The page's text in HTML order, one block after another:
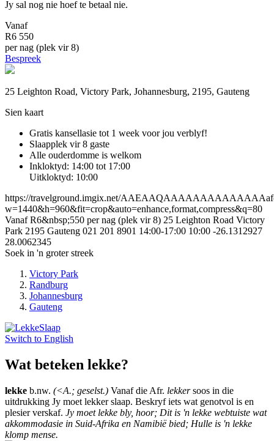
Jy sal nog nie hoef te betaal nie.
Vanaf
R6 550
per nag (plek vir 8)
Bespreek
25 Leighton Road, Victory Park, Johannesburg, 2195, Gauteng
Sien kaart
Gratis kansellasie tot 1 week voor jou verblyf!
Slaapplek vir 8 gaste
Alle ouderdomme is welkom
Inkloktyd: 14:00 tot 17:00
Uitkloktyd: 10:00
https://travelground.imgix.net/
w=1440&h=960&fit=crop&auto=enhance,format,compress&q=80
Vanaf R6&nbsp;550 per nag (plek vir 8) 25 Leighton Road Victory
Park 2195 Gauteng 021 201 8901 14:00-17:00 10:00 -26.1312927
28.0062345
Soek in 'n groter streek
Victory Park
Randburg
Johannesburg
Gauteng
Switch to English
Wat beteken lekke?
lekke b.nw. (<A.; geselst.) Vanaf die Afr. lekkersoos in die
uitdrukking Jy moet lekker slaap. Beskryf iets wat genotvol is en
plesier verskaf. Jy moet lekke bly, hoor; Dit is 'n lekke webtuiste wat
akkommodasie in Suid-Afrika en Namibië bied; Hulle is 'n lekke
klomp mense.